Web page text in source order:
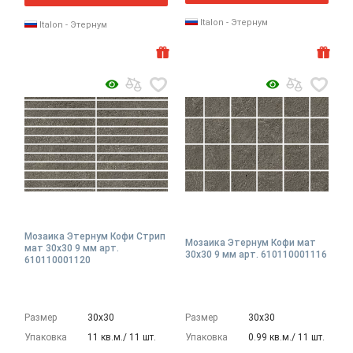
Italon - Этернум Italon - Этернум
Мозаика Этернум Кофи Стрип
мат 30x30 9 мм арт.
610110001120
Размер
30х30
Упаковка
11 кв.м./ 11 шт.
Мозаика Этернум Кофи мат
30x30 9 мм арт. 610110001116
Размер
30х30
Упаковка
0.99 кв.м./ 11 шт.